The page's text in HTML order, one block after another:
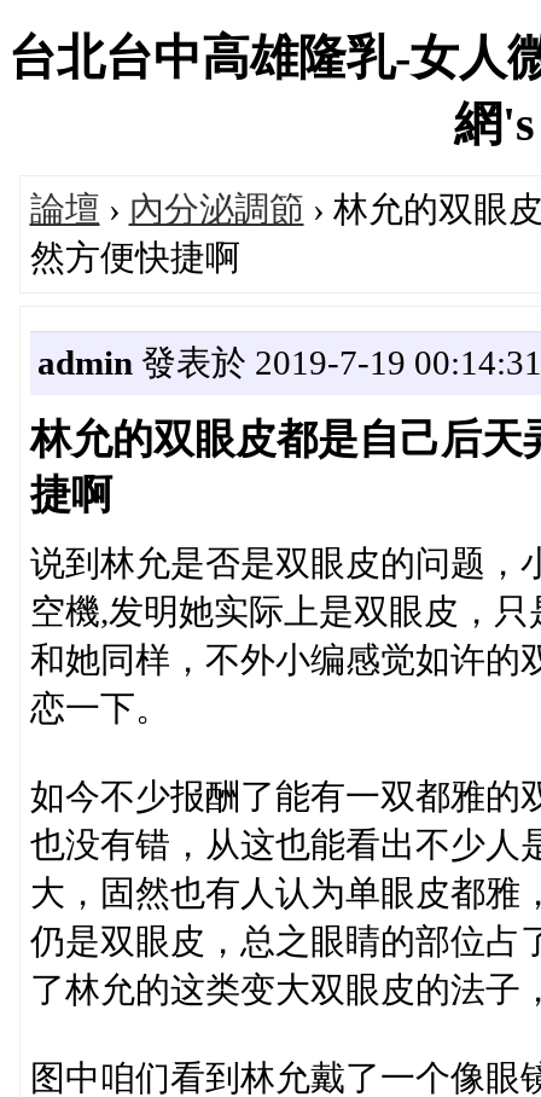
台北台中高雄隆乳-女人
網
論壇 › 內分泌調節 › 林允的双眼
然方便快捷啊
admin 發表於 2019-7-19 00:14:31
林允的双眼皮都是自己后
捷啊
说到林允是否是双眼皮的问题，
空機,发明她实际上是双眼皮，
和她同样，不外小编感觉如许的
恋一下。
如今不少报酬了能有一双都雅的
也没有错，从这也能看出不少人
大，固然也有人认为单眼皮都雅
仍是双眼皮，总之眼睛的部位占
了林允的这类变大双眼皮的法子
图中咱们看到林允戴了一个像